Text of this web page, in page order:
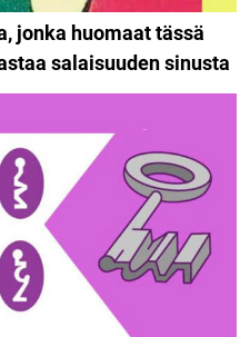
jonka huomaat tässä
salaisuuden sinusta